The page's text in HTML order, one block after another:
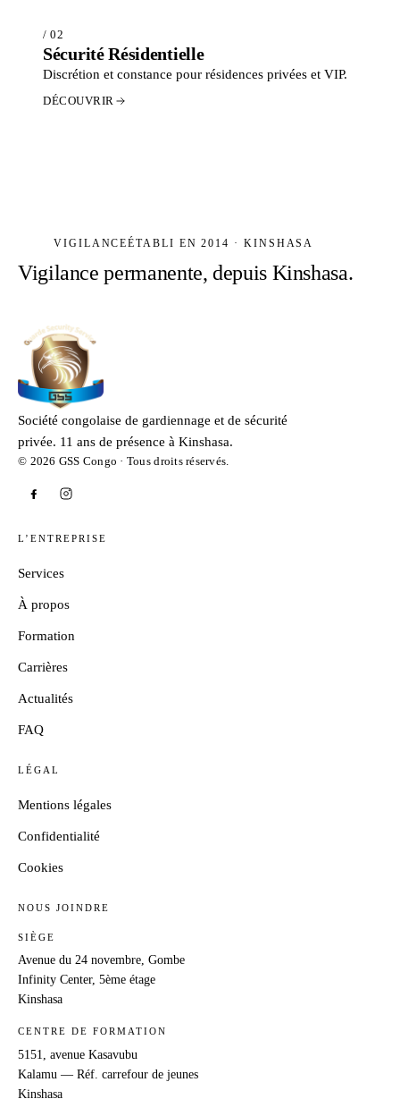
/ 02
Sécurité Résidentielle
Discrétion et constance pour résidences privées et VIP.
DÉCOUVRIR
VIGILANCEÉTABLI EN 2014 · KINSHASA
Vigilance permanente, depuis Kinshasa.
Société congolaise de gardiennage et de sécurité
privée. 11 ans de présence à Kinshasa.
© 2026 GSS Congo · Tous droits réservés.
L’ENTREPRISE
Services
À propos
Formation
Carrières
Actualités
FAQ
LÉGAL
Mentions légales
Confidentialité
Cookies
NOUS JOINDRE
SIÈGE
Avenue du 24 novembre, Gombe
Infinity Center, 5ème étage
Kinshasa
CENTRE DE FORMATION
5151, avenue Kasavubu
Kalamu — Réf. carrefour de jeunes
Kinshasa